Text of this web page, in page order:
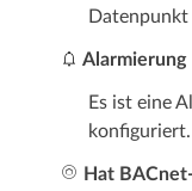
Alarmierung
Es ist eine
konfiguriert.
Hat